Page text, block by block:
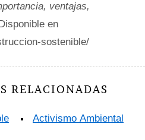
ventajas,
en
sostenible/
RELACIONADAS
Activismo Ambiental